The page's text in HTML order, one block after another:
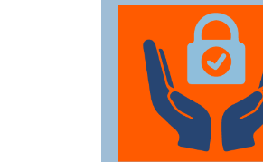
Nos
a manejar sus
pertenencias
máximo
desde el
hasta la entrega